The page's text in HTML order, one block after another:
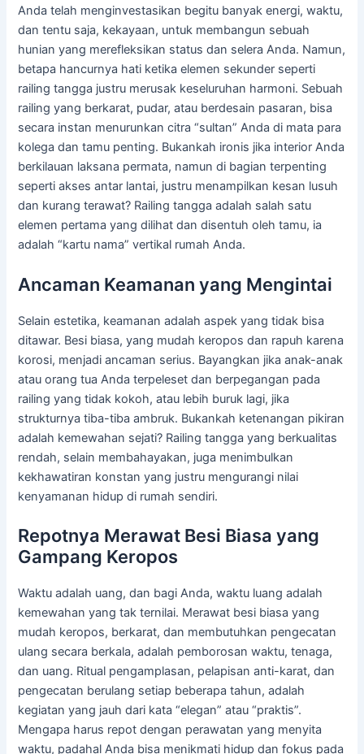
Anda telah menginvestasikan begitu banyak energi, waktu,
dan tentu saja, kekayaan, untuk membangun sebuah
hunian yang merefleksikan status dan selera Anda. Namun,
betapa hancurnya hati ketika elemen sekunder seperti
railing tangga justru merusak keseluruhan harmoni. Sebuah
railing yang berkarat, pudar, atau berdesain pasaran, bisa
secara instan menurunkan citra “sultan” Anda di mata para
kolega dan tamu penting. Bukankah ironis jika interior Anda
berkilauan laksana permata, namun di bagian terpenting
seperti akses antar lantai, justru menampilkan kesan lusuh
dan kurang terawat? Railing tangga adalah salah satu
elemen pertama yang dilihat dan disentuh oleh tamu, ia
adalah “kartu nama” vertikal rumah Anda.
Ancaman Keamanan yang Mengintai
Selain estetika, keamanan adalah aspek yang tidak bisa
ditawar. Besi biasa, yang mudah keropos dan rapuh karena
korosi, menjadi ancaman serius. Bayangkan jika anak-anak
atau orang tua Anda terpeleset dan berpegangan pada
railing yang tidak kokoh, atau lebih buruk lagi, jika
strukturnya tiba-tiba ambruk. Bukankah ketenangan pikiran
adalah kemewahan sejati? Railing tangga yang berkualitas
rendah, selain membahayakan, juga menimbulkan
kekhawatiran konstan yang justru mengurangi nilai
kenyamanan hidup di rumah sendiri.
Repotnya Merawat Besi Biasa yang
Gampang Keropos
Waktu adalah uang, dan bagi Anda, waktu luang adalah
kemewahan yang tak ternilai. Merawat besi biasa yang
mudah keropos, berkarat, dan membutuhkan pengecatan
ulang secara berkala, adalah pemborosan waktu, tenaga,
dan uang. Ritual pengamplasan, pelapisan anti-karat, dan
pengecatan berulang setiap beberapa tahun, adalah
kegiatan yang jauh dari kata “elegan” atau “praktis”.
Mengapa harus repot dengan perawatan yang menyita
waktu, padahal Anda bisa menikmati hidup dan fokus pada